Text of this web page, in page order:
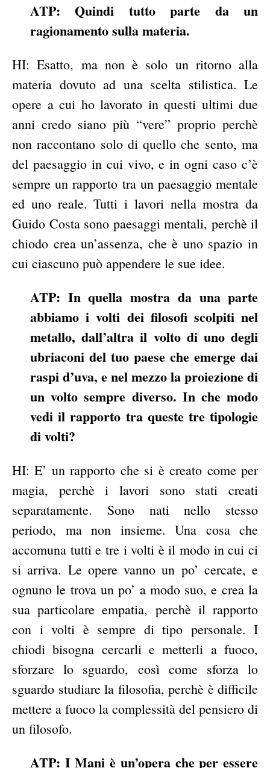
ATP: Quindi tutto parte da un
ragionamento sulla materia.
HI: Esatto, ma non è solo un ritorno alla
materia dovuto ad una scelta stilistica. Le
opere a cui ho lavorato in questi ultimi due
anni credo siano più “vere” proprio perchè
non raccontano solo di quello che sento, ma
del paesaggio in cui vivo, e in ogni caso c’è
sempre un rapporto tra un paesaggio mentale
ed uno reale. Tutti i lavori nella mostra da
Guido Costa sono paesaggi mentali, perchè il
chiodo crea un’assenza, che è uno spazio in
cui ciascuno può appendere le sue idee.
ATP: In quella mostra da una parte
abbiamo i volti dei filosofi scolpiti nel
metallo, dall’altra il volto di uno degli
ubriaconi del tuo paese che emerge dai
raspi d’uva, e nel mezzo la proiezione di
un volto sempre diverso. In che modo
vedi il rapporto tra queste tre tipologie
di volti?
HI: E’ un rapporto che si è creato come per
magia, perchè i lavori sono stati creati
separatamente. Sono nati nello stesso
periodo, ma non insieme. Una cosa che
accomuna tutti e tre i volti è il modo in cui ci
si arriva. Le opere vanno un po’ cercate, e
ognuno le trova un po’ a modo suo, e crea la
sua particolare empatia, perchè il rapporto
con i volti è sempre di tipo personale. I
chiodi bisogna cercarli e metterli a fuoco,
sforzare lo sguardo, così come sforza lo
sguardo studiare la filosofia, perchè è difficile
mettere a fuoco la complessità del pensiero di
un filosofo.
ATP: I Mani è un’opera che per essere